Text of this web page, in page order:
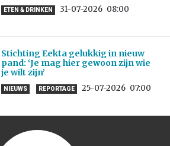
ETEN & DRINKEN 31-07-2026 08:00
Stichting Eekta gelukkig in nieuw
pand: ‘Je mag hier gewoon zijn wie
je wilt zijn’
NIEUWS REPORTAGE 25-07-2026 07:00